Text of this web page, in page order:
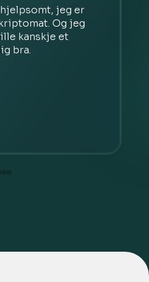
jeg er
Og jeg
kanskje et
bra.